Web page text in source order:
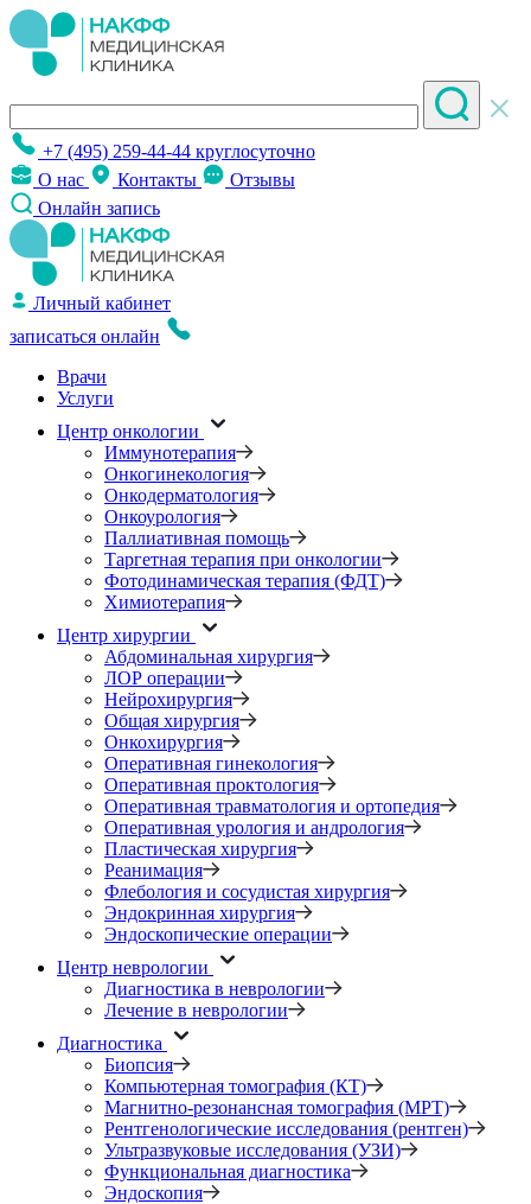
+7 (495) 259-44-44 круглосуточно
О нас
Контакты
Отзывы
Онлайн запись
Личный кабинет
записаться онлайн
Врачи
Услуги
Центр онкологии
Иммунотерапия
Онкогинекология
Онкодерматология
Онкоурология
Паллиативная помощь
Таргетная терапия при онкологии
Фотодинамическая терапия (ФДТ)
Химиотерапия
Центр хирургии
Абдоминальная хирургия
ЛОР операции
Нейрохирургия
Общая хирургия
Онкохирургия
Оперативная гинекология
Оперативная проктология
Оперативная травматология и ортопедия
Оперативная урология и андрология
Пластическая хирургия
Реанимация
Флебология и сосудистая хирургия
Эндокринная хирургия
Эндоскопические операции
Центр неврологии
Диагностика в неврологии
Лечение в неврологии
Диагностика
Биопсия
Компьютерная томография (КТ)
Магнитно-резонансная томография (МРТ)
Рентгенологические исследования (рентген)
Ультразвуковые исследования (УЗИ)
Функциональная диагностика
Эндоскопия